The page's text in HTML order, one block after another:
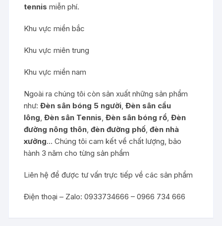
tennis miễn phí.
Khu vực miền bắc
Khu vực miên trung
Khu vực miền nam
Ngoài ra chúng tôi còn sản xuất những sản phẩm
như:Đèn sân bóng 5 người,Đèn sân cầu
lông,Đèn sân Tennis,Đèn sân bóng rổ,Đèn
đường nông thôn,đèn đường phố,đèn nhà
xưởng… Chúng tôi cam kết về chất lượng, bảo
hành 3 năm cho từng sản phẩm
Liên hệ để được tư vấn trực tiếp về các sản phẩm
Điện thoại – Zalo: 0933734666 – 0966 734 666